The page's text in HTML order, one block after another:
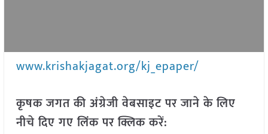
www.krishakjagat.org/kj_epaper/
कृषक जगत की अंग्रेजी वेबसाइट पर जाने के लिए
नीचे दिए गए लिंक पर क्लिक करें: